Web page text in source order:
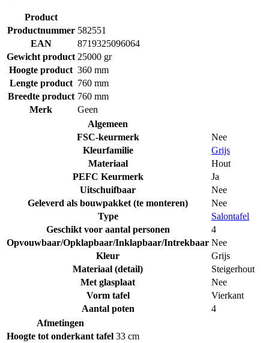
Product
Productnummer 582551
EAN
8719325096064
Gewicht product 25000 gr
Hoogte product 360 mm
Lengte product 760 mm
Breedte product 760 mm
Merk
Geen
Algemeen
FSC-keurmerk
Nee
Kleurfamilie
Grijs
Materiaal
Hout
PEFC Keurmerk
Ja
Uitschuifbaar
Nee
Geleverd als bouwpakket (te monteren)
Nee
Type
Salontafel
Geschikt voor aantal personen
4
Opvouwbaar/Opklapbaar/Inklapbaar/Intrekbaar Nee
Kleur
Grijs
Materiaal (detail)
Steigerhout
Met glasplaat
Nee
Vorm tafel
Vierkant
Aantal poten
4
Afmetingen
Hoogte tot onderkant tafel 33 cm